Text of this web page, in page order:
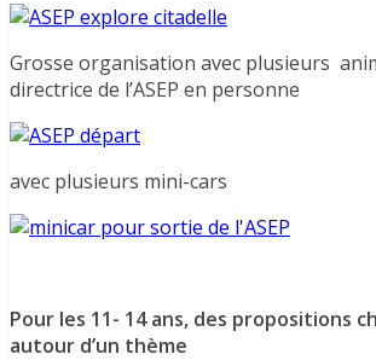
Grosse organisation avec plusieurs
directrice de l’ASEP en personne
avec plusieurs mini-cars
Pour les 11- 14 ans, des propositions
autour d’un thème